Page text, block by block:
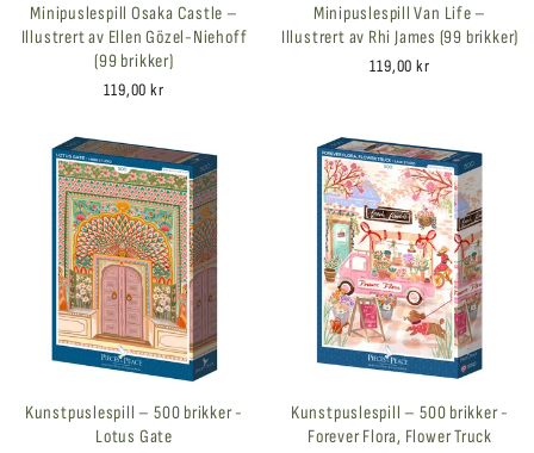
Minipuslespill Osaka Castle –
Illustrert av Ellen Gözel-Niehoff
(99 brikker)
119,00 kr
Minipuslespill Van Life –
Illustrert av Rhi James (99 brikker)
119,00 kr
Kunstpuslespill – 500 brikker -
Lotus Gate
Kunstpuslespill – 500 brikker -
Forever Flora, Flower Truck